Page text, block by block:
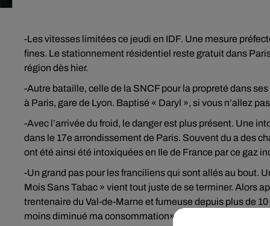
-Les vitesses limitées ce jeudi en IDF. Une mesure
fines. Le stationnement résidentiel reste gratuit dans
région dès hier.
-Autre bataille, celle de la SNCF pour la propreté dans
à Paris, gare de Lyon. Baptisé « Daryl », si vous n’allez
-Avec l’arrivée du froid, le danger est plus présent. Une
dans le 17e arrondissement de Paris. Souvent du a des
ont été ainsi été intoxiquées en Ile de France par ce gaz
-Un grand pas pour les franciliens qui sont allés au bout.
Mois Sans Tabac » vient tout juste de se terminer. Alors
trentenaire du Val-de-Marne et fumeuse depuis plus de
moins diminué ma consommation», nous a-t-elle avoué.